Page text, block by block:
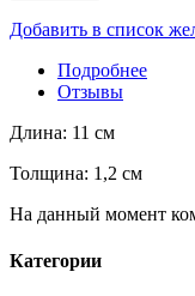
Добавить в список
Подробнее
Отзывы
Длина: 11 см
Толщина: 1,2 см
На данный момент
Категории